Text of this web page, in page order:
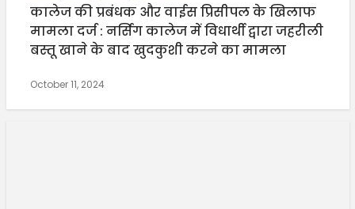
कालेज की प्रबंधक और वाईस प्रिसीपल के खिलाफ
मामला दर्ज : नर्सिग कालेज में विधार्थी द्वारा जहरीली
बस्तू खाने के बाद खुदकुशी करने का मामला
October 11, 2024